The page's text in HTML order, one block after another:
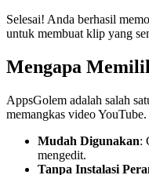
Selesai! Anda berhasil
untuk membuat klip yang
Mengapa
AppsGolem adalah salah
memangkas video
Mudah Digunakan:
mengedit.
Tanpa Instalasi